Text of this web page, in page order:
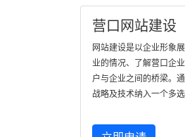
营口网站建设
网站建设是以企业形象
业的情况、了解营口企
户与企业之间的桥梁。
战略及技术纳入一个多